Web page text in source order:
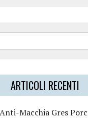
ARTICOLI RECENTI
Macchia Gres